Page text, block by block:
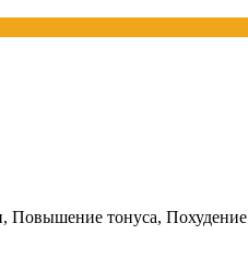
Повышение тонуса, Похудение